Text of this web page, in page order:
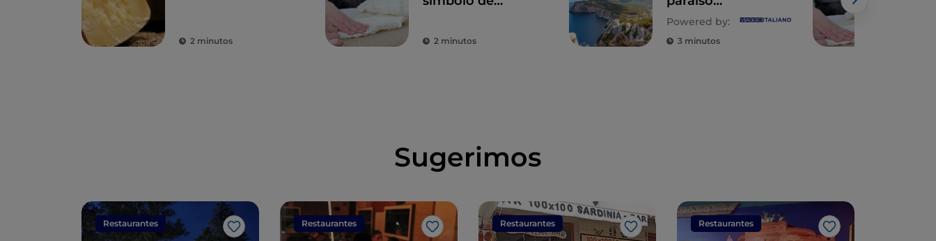
2 minutos
carasau
2 minutos
mediterráneo de
emociones y
Powered by:
3 minutos
Sugerimos
Restaurantes
Me gusta
Restaurantes
Me gusta
Restaurantes
Me gusta
Restaurantes
Me gusta